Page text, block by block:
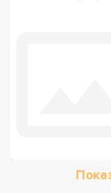
Двоспальні